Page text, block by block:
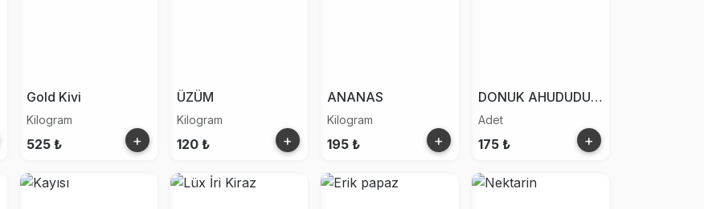
Gold Kivi
Kilogram
525 ₺ +
ÜZÜM
Kilogram
120 ₺ +
ANANAS
Kilogram
195 ₺ +
DONUK AHUDUDU 250G
Adet
175 ₺ +